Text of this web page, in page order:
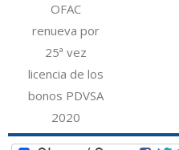
OFAC
renueva por
25ª vez
licencia de los
bonos PDVSA
2020